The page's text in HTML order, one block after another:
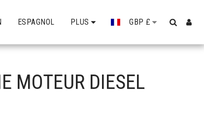
ESPAGNOL PLUS GBP £
MOTEUR DIESEL